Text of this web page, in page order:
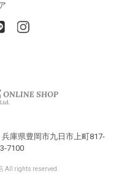
庫県豊岡市九日市上町817-
7100
All rights reserved.